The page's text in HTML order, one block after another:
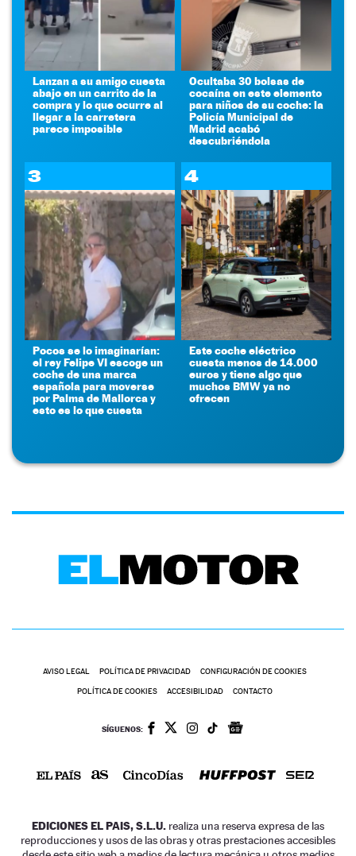
Lanzan a su amigo cuesta
abajo en un carrito de la
compra y lo que ocurre al
llegar a la carretera
parece imposible
Ocultaba 30 bolsas de
cocaína en este elemento
para niños de su coche: la
Policía Municipal de
Madrid acabó
descubriéndola
3
Pocos se lo imaginarían:
el rey Felipe VI escoge un
coche de una marca
española para moverse
por Palma de Mallorca y
esto es lo que cuesta
4
Este coche eléctrico
cuesta menos de 14.000
euros y tiene algo que
muchos BMW ya no
ofrecen
AVISO LEGAL POLÍTICA DE PRIVACIDAD CONFIGURACIÓN DE COOKIES
POLÍTICA DE COOKIES ACCESIBILIDAD CONTACTO
SÍGUENOS:
EDICIONES EL PAIS, S.L.U. realiza una reserva expresa de las
reproducciones y usos de las obras y otras prestaciones accesibles